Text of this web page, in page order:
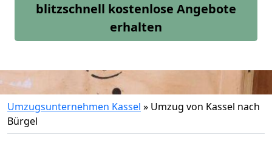
blitzschnell kostenlose Angebote
erhalten
Umzugsunternehmen Kassel » Umzug von Kassel nach
Bürgel